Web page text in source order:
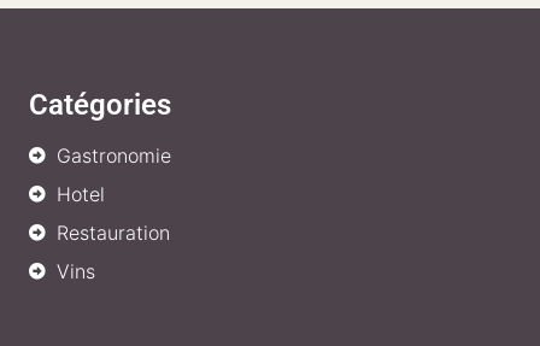
Catégories
Gastronomie
Hotel
Restauration
Vins